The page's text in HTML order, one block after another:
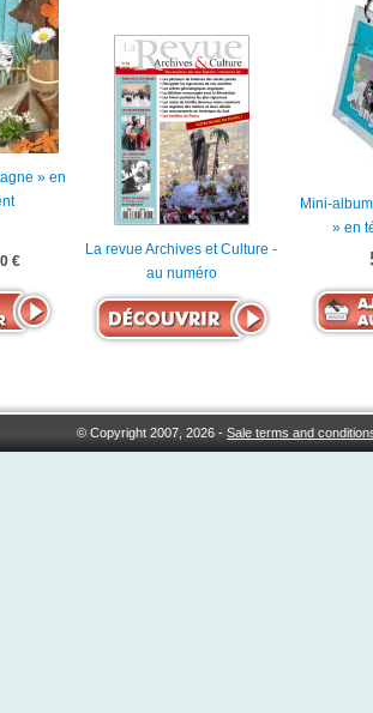
» en
€
La revue Archives et Culture -
au numéro
Mini-
» en
© Copyright 2007, 2026 -Sale terms and